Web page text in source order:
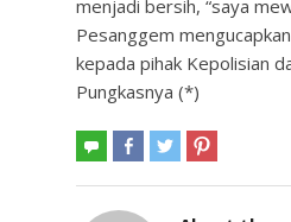
menjadi bersih, “saya
Pesanggem
kepada pihak Kepolisian
Pungkasnya (*)